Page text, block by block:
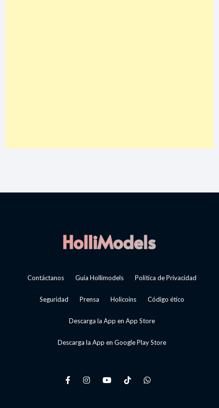
Contáctanos Guía Hollimodels Política de Privacidad
Seguridad Prensa Holicoins Código ético
Descarga la App en App Store
Descarga la App en Google Play Store